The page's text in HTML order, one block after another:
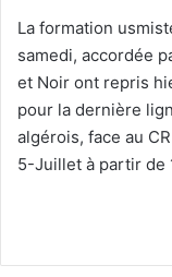
La formation
samedi, accordée
et Noir ont repris
pour la dernière
algérois, face au
5-Juillet à partir de